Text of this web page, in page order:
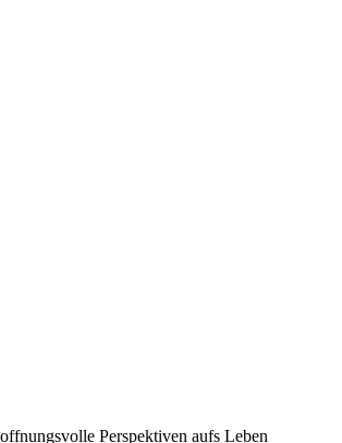
Perspektiven aufs Leben